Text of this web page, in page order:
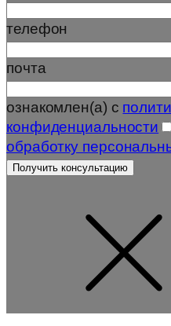
телефон
почта
ознакомлен(а) с
конфиденциальности
обработку